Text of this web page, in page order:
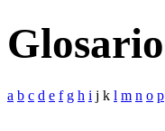
Glosario
a b c d e f g h i j k l m n o p